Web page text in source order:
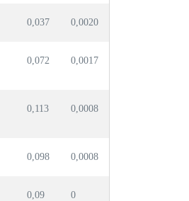
0,037 0,0020
0,072 0,0017
0,113 0,0008
0,098 0,0008
0,09 0